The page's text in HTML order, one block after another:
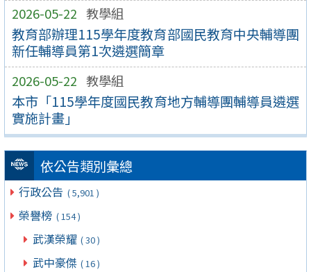
2026-05-22 教學組
教育部辦理115學年度教育部國民教育中央輔導團
新任輔導員第1次遴選簡章
2026-05-22 教學組
本市「115學年度國民教育地方輔導團輔導員遴選
實施計畫」
依公告類別彙總
行政公告 ( 5,901 )
榮譽榜 ( 154 )
武漢榮耀 ( 30 )
武中豪傑 ( 16 )